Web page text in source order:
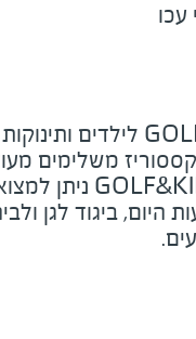
עכו
לילדים
משלימים
ניתן
היום, ביגוד לגן